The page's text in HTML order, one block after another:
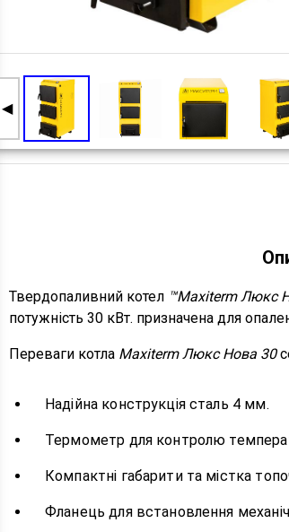
◀
Твердопаливний котел ™Maxiterm Люкс
потужність 30 кВт. призначена для
Переваги котла Maxiterm Люкс Нова 30
Надійна конструкція сталь 4 мм.
Термометр для контролю
Компактні габарити та містка
Фланець для встановлення